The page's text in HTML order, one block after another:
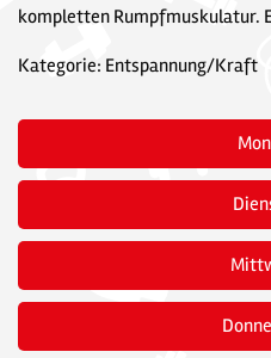
kompletten Rumpfmuskulatur.
Kategorie: Entspannung/Kraft